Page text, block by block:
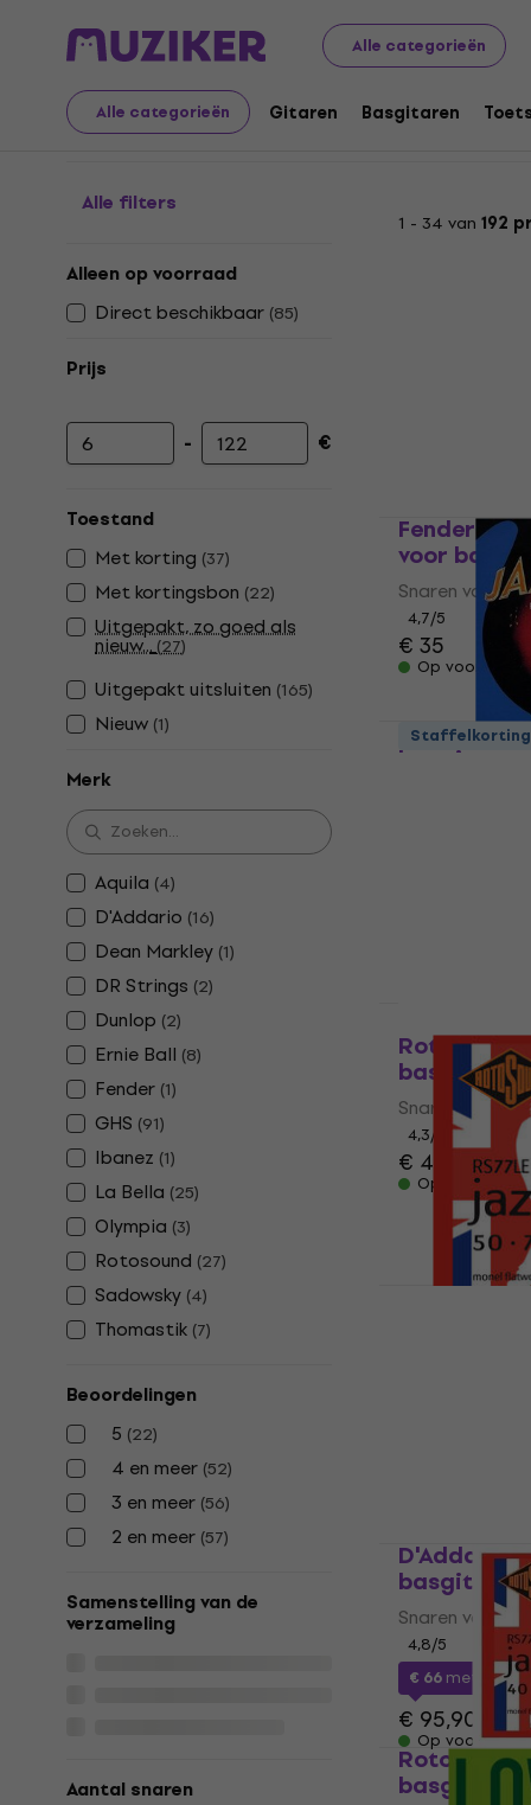
Alle categorieën
Alle categorieën Gitaren Basgitaren
Muziekinstrumenten Basgitaren Snaren voor basgitaar
Flatwound bassnaren
Alle filters
Alleen op voorraad
Direct beschikbaar (85)
Prijs
Minimumprijs
- Maximumprijs
€
Toestand
Met korting (37)
Met kortingsbon (22)
Uitgepakt, zo goed als
nieuw...(27)
Uitgepakt uitsluiten (165)
Nieuw (1)
Merk
Aquila (4)
D'Addario (16)
Dean Markley (1)
DR Strings (2)
Dunlop (2)
Ernie Ball (8)
Fender (1)
GHS (91)
Ibanez (1)
La Bella (25)
Olympia (3)
Rotosound (27)
Sadowsky (4)
Thomastik (7)
Beoordelingen
5 (22)
4 en meer (52)
3 en meer (56)
2 en meer (57)
Samenstelling van de
verzameling
Aantal snaren
1 - 34 van 192
Fender
voor
Snaren voor
4,7/5
€ 35
Op voorraad
Thomastik
basgitaar
Staffelkorting
Rotosound
basgitaar
Snaren voor
4,3/5
€ 49 € 50,30
Op voorraad
D'Addario
basgitaar
Snaren voor
4,8/5
€ 66met code
€ 95,90
Op voorraad
Rotosound
basgitaar